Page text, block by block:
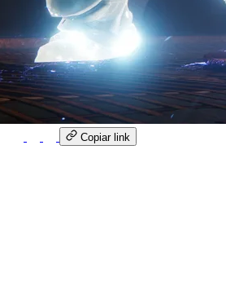
Copiar link